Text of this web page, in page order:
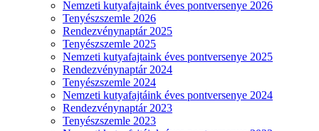
Nemzeti kutyafajtaink éves pontversenye 2026
Tenyészszemle 2026
Rendezvénynaptár 2025
Tenyészszemle 2025
Nemzeti kutyafajtaink éves pontversenye 2025
Rendezvénynaptár 2024
Tenyészszemle 2024
Nemzeti kutyafajtáink éves pontversenye 2024
Rendezvénynaptár 2023
Tenyészszemle 2023